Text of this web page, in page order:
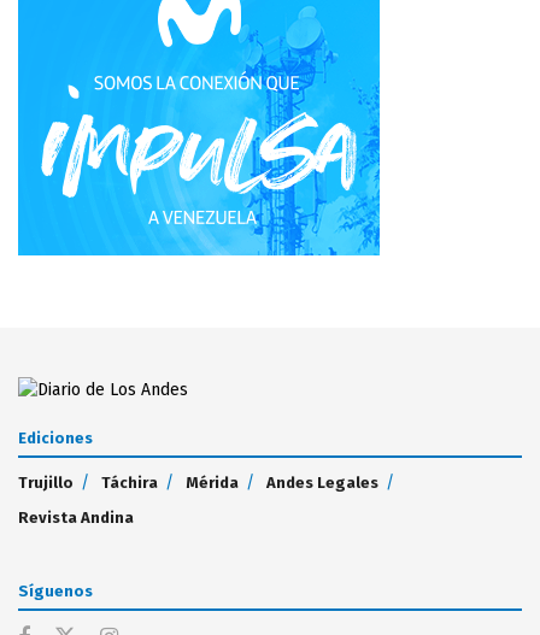
Ediciones
Trujillo Táchira Mérida
Andes Legales
Revista Andina
Síguenos